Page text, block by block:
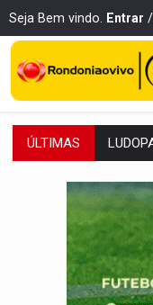
Seja Bem vindo. Entrar /
ÚLTIMAS
OVNIS
VÍDEO: